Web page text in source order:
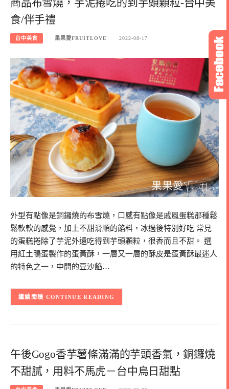
食/伴手禮
台中美食 果果愛FRUITLOVE 2022-08-17
外型有點像是銅鑼燒的布雪燒，口感有點像是戚風蛋糕那種鬆
鬆軟軟的感覺，加上不甜滑順的餡料，冰過後特別好吃 常見
的蛋糕捲除了芋泥外還吃得到芋頭顆粒，很香而且不甜。 選
用紅土鴨蛋製作的蛋黃酥，一層又一層的酥皮是蛋黃酥最迷人
的特色之一，中間的豆沙餡…
CONTINUE READING
午後Gogo香芋薯條滿滿的芋頭香氣，銅鑼燒
不甜膩，用料不馬虎－台中烏日甜點